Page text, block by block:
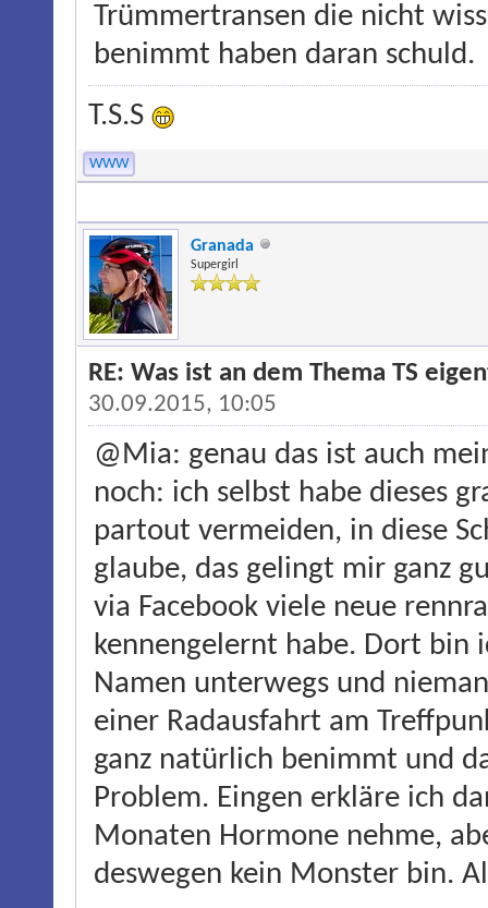
Trümmertransen die nicht
benimmt haben daran schuld.
T.S.S
WWW
Granada
Supergirl
RE: Was ist an dem Thema TS
30.09.2015, 10:05
@Mia: genau das ist auch
noch: ich selbst habe dieses
partout vermeiden, in diese
glaube, das gelingt mir ganz
via Facebook viele neue
kennengelernt habe. Dort
Namen unterwegs und
einer Radausfahrt am
ganz natürlich benimmt und
Problem. Eingen erkläre ich
Monaten Hormone nehme,
deswegen kein Monster bin.